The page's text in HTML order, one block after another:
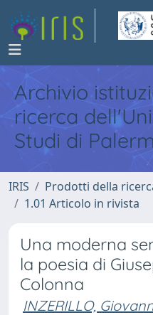
Archivio
ricerca
Studi di
IRIS Prodotti della
1.01 Articolo in rivista
Una moderna
la poesia di
Colonna
INZERILLO,